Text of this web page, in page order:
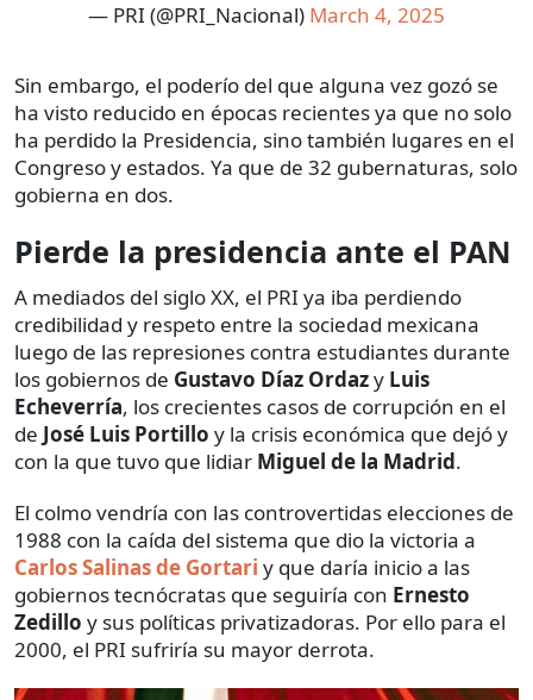
— PRI (@PRI_Nacional) March 4, 2025
Sin embargo, el poderío del que alguna vez gozó se
ha visto reducido en épocas recientes ya que no solo
ha perdido la Presidencia, sino también lugares en el
Congreso y estados. Ya que de 32 gubernaturas, solo
gobierna en dos.
Pierde la presidencia ante el PAN
A mediados del siglo XX, el PRI ya iba perdiendo
credibilidad y respeto entre la sociedad mexicana
luego de las represiones contra estudiantes durante
los gobiernos de Gustavo Díaz Ordazy Luis
Echeverría, los crecientes casos de corrupción en el
de José Luis Portillo y la crisis económica que dejó y
con la que tuvo que lidiar Miguel de la Madrid.
El colmo vendría con las controvertidas elecciones de
1988 con la caída del sistema que dio la victoria a
Carlos Salinas de Gortari y que daría inicio a las
gobiernos tecnócratas que seguiría con Ernesto
Zedillo y sus políticas privatizadoras. Por ello para el
2000, el PRI sufriría su mayor derrota.